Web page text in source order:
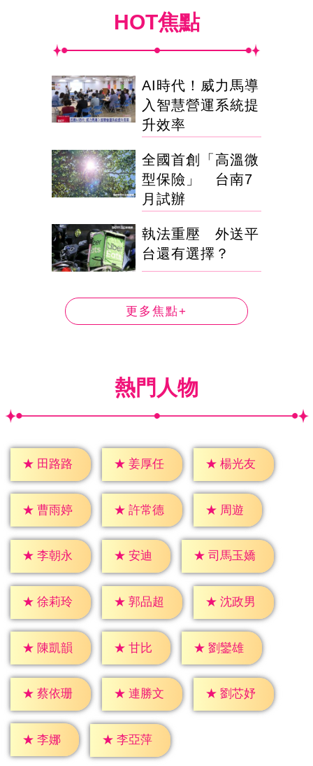
HOT焦點
AI時代！威力馬導
入智慧營運系統提
升效率
全國首創「高溫微
型保險」 台南7
月試辦
執法重壓 外送平
台還有選擇？
更多焦點+
熱門人物
★ 田路路 ★ 姜厚任 ★ 楊光友
★ 曹雨婷 ★ 許常德 ★ 周遊
★ 李朝永 ★ 安迪 ★ 司馬玉嬌
★ 徐莉玲 ★ 郭品超 ★ 沈政男
★ 陳凱韻 ★ 甘比 ★ 劉鑾雄
★ 蔡依珊 ★ 連勝文 ★ 劉芯妤
★ 李娜 ★ 李亞萍